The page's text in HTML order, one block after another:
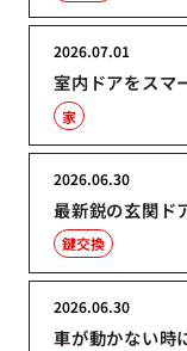
室内ドアをスマ
2026.07.01
家
最新鋭の玄関ド
2026.06.30
鍵交換
車が動かない時
2026.06.30